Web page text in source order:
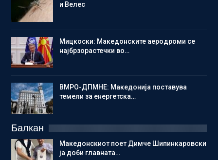
и Велес
Мицкоски: Македонските аеродроми се
најбрзорастечки во…
ВМРО-ДПМНЕ: Македонија поставува
темели за енергетска…
Балкан
Македонскиот поет Димче Шипинкаровски
ја доби главната…